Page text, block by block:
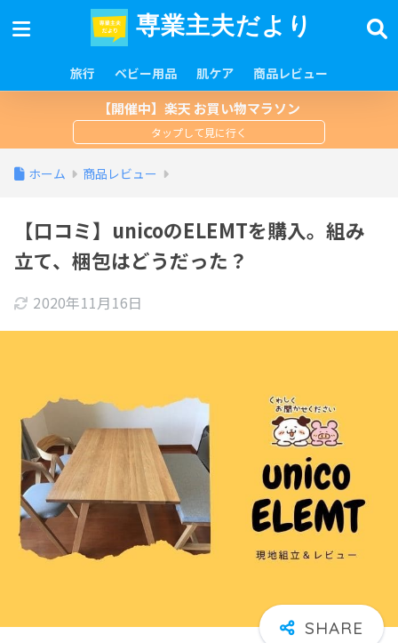
専業主夫だより
旅行 ベビー用品 肌ケア 商品レビュー
【開催中】楽天 お買い物マラソン
ホーム 商品レビュー
【口コミ】unicoのELEMTを購入。組み
立て、梱包はどうだった？
2020年11月16日